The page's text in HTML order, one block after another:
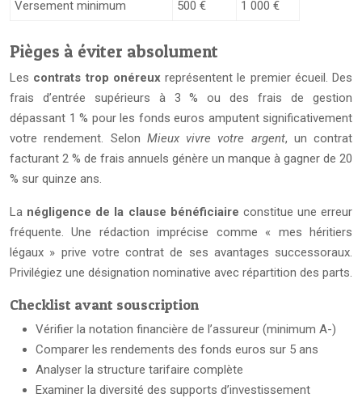
Versement minimum
500 € 1 000 €
Pièges à éviter absolument
Les contrats trop onéreuxreprésentent le premier écueil. Des
frais d’entrée supérieurs à 3 % ou des frais de gestion
dépassant 1 % pour les fonds euros amputent significativement
votre rendement. Selon Mieux vivre votre argent, un contrat
facturant 2 % de frais annuels génère un manque à gagner de 20
% sur quinze ans.
La négligence de la clause bénéficiaire constitue une erreur
fréquente. Une rédaction imprécise comme « mes héritiers
légaux » prive votre contrat de ses avantages successoraux.
Privilégiez une désignation nominative avec répartition des parts.
Checklist avant souscription
Vérifier la notation financière de l’assureur (minimum A-)
Comparer les rendements des fonds euros sur 5 ans
Analyser la structure tarifaire complète
Examiner la diversité des supports d’investissement